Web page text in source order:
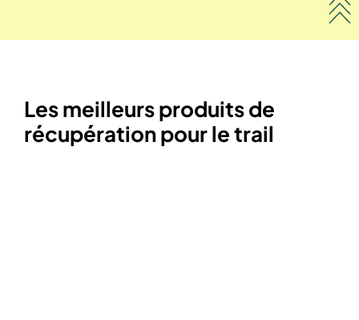
Les meilleurs produits de
récupération pour le trail